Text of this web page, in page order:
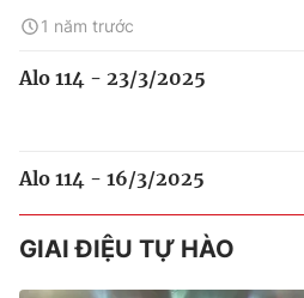
1 năm trước
Alo 114 - 23/3/2025
Alo 114 - 16/3/2025
GIAI ĐIỆU TỰ HÀO